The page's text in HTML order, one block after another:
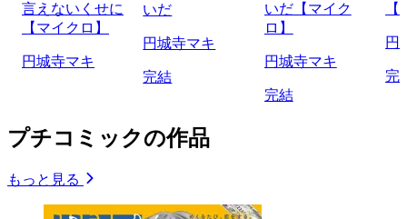
言えないくせに
【マイクロ】
円城寺マキ
いだ
円城寺マキ
完結
いだ【マイク
ロ】
円城寺マキ
完結
円
完
プチコミックの作品
もっと見る